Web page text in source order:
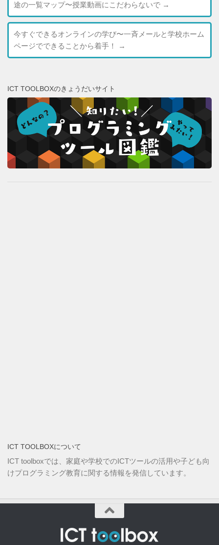
途の一覧マップ〜授業動画にこだわらないで →
今すぐできるオンラインの学び〜一斉メールと学校ホーム
ページでできることから着手！
→
ICT TOOLBOXのきょうだいサイト
ICT TOOLBOXについて
ICT toolboxでは、家庭や学校でのICTツールの活用や子ども向
けプログラミング教育に関する情報を発信しています。